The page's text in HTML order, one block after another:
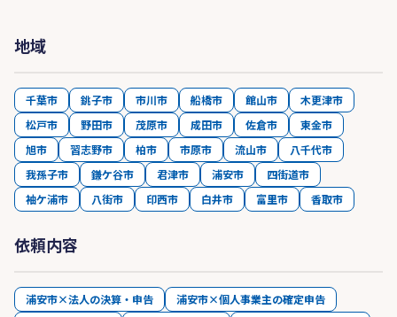
地域
千葉市 銚子市 市川市 船橋市 館山市
木更津市
松戸市
野田市 茂原市 成田市 佐倉市
東金市
旭市
習志野市 柏市 市原市 流山市
八千代市
我孫子市
鎌ケ谷市 君津市 浦安市
四街道市
袖ケ浦市
八街市 印西市 白井市 富里市 香取市
依頼内容
浦安市×法人の決算・申告
浦安市×個人事業主の確定申告